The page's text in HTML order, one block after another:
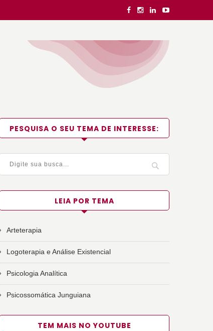
PESQUISA O SEU TEMA DE INTERESSE:
LEIA POR TEMA
Arteterapia
Logoterapia e Análise Existencial
Psicologia Analítica
Psicossomática Junguiana
TEM MAIS NO YOUTUBE